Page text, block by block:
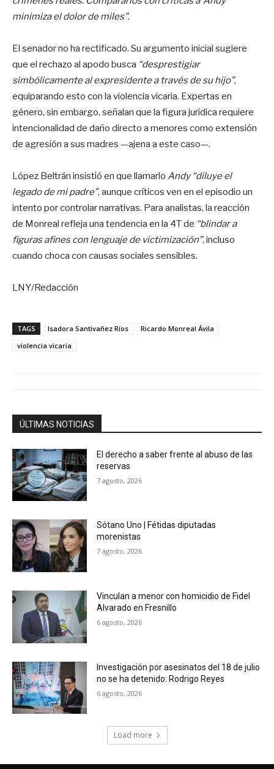
minimiza el dolor de miles”.
El senador no ha rectificado. Su argumento inicial sugiere
que el rechazo al apodo busca “desprestigiar
simbólicamente al expresidente a través de su hijo”,
equiparando esto con la violencia vicaria. Expertas en
género, sin embargo, señalan que la figura jurídica requiere
intencionalidad de daño directo a menores como extensión
de agresión a sus madres —ajena a este caso—.
López Beltrán insistió en que llamarlo Andy “diluye el
legado de mi padre”, aunque críticos ven en el episodio un
intento por controlar narrativas. Para analistas, la reacción
de Monreal refleja una tendencia en la 4T de “blindar a
figuras afines con lenguaje de victimización”, incluso
cuando choca con causas sociales sensibles.
LNY/Redacción
TAGS Isadora Santivañez Ríos
Ricardo Monreal Ávila
violencia vicaria
ÚLTIMAS NOTICIAS
El derecho a saber frente al abuso de las
reservas
7 agosto, 2026
Sótano Uno | Fétidas diputadas
morenistas
7 agosto, 2026
Vinculan a menor con homicidio de Fidel
Alvarado en Fresnillo
6 agosto, 2026
Investigación por asesinatos del 18 de julio
no se ha detenido: Rodrigo Reyes
6 agosto, 2026
Load more